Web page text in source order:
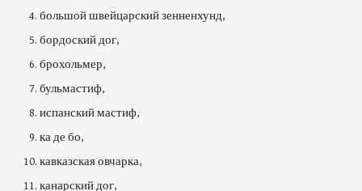
большой швейцарский зенненхунд,
бордоский дог,
брохольмер,
бульмастиф,
испанский мастиф,
ка де бо,
кавказская овчарка,
канарский дог,